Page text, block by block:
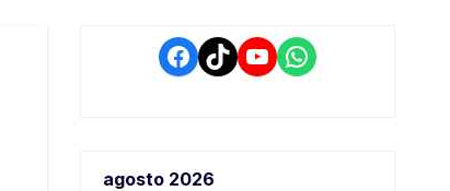
Facebook
TikTokYouTube
WhatsApp
agosto 2026